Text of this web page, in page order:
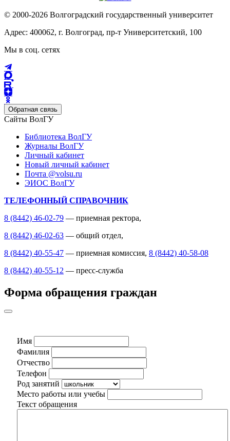
© 2000-2026 Волгоградский государственный университет
Адрес: 400062, г. Волгоград, пр-т Университетский, 100
Мы в соц. сетях
Обратная связь
Сайты ВолГУ
Библиотека ВолГУ
Журналы ВолГУ
Личный кабинет
Новый личный кабинет
Почта @volsu.ru
ЭИОС ВолГУ
ТЕЛЕФОННЫЙ СПРАВОЧНИК
8 (8442) 46-02-79 — приемная ректора,
8 (8442) 46-02-63 — общий отдел,
8 (8442) 40-55-47 — приемная комиссия, 8 (8442) 40-58-08
8 (8442) 40-55-12 — пресс-служба
Форма обращения граждан
Имя
Фамилия
Отчество
Телефон
Род занятий
Место работы или учебы
Текст обращения